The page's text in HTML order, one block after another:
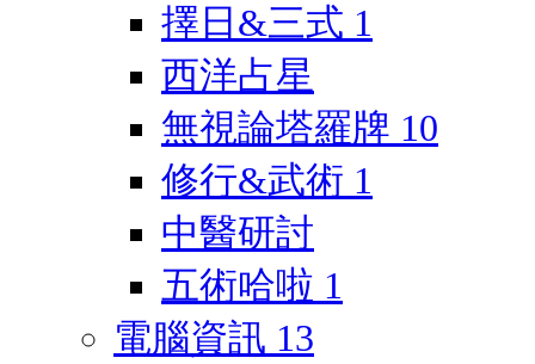
擇日&三式 1
西洋占星
無視論塔羅牌 10
修行&武術 1
中醫研討
五術哈啦 1
電腦資訊 13